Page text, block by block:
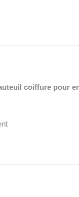
coiffure pour